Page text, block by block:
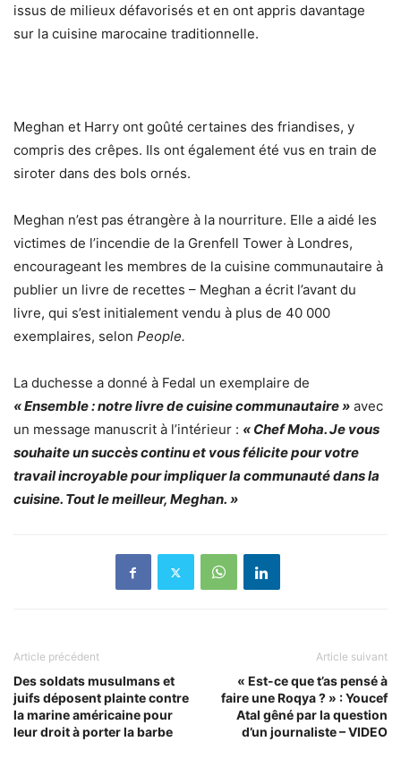
issus de milieux défavorisés et en ont appris davantage
sur la cuisine marocaine traditionnelle.
Meghan et Harry ont goûté certaines des friandises, y
compris des crêpes. Ils ont également été vus en train de
siroter dans des bols ornés.
Meghan n’est pas étrangère à la nourriture. Elle a aidé les
victimes de l’incendie de la Grenfell Tower à Londres,
encourageant les membres de la cuisine communautaire à
publier un livre de recettes – Meghan a écrit l’avant du
livre, qui s’est initialement vendu à plus de 40 000
exemplaires, selon People.
La duchesse a donné à Fedal un exemplaire de
« Ensemble : notre livre de cuisine communautaire » avec
un message manuscrit à l’intérieur : « Chef Moha. Je vous
souhaite un succès continu et vous félicite pour votre
travail incroyable pour impliquer la communauté dans la
cuisine. Tout le meilleur, Meghan. »
Article précédent
Des soldats musulmans et
juifs déposent plainte contre
la marine américaine pour
leur droit à porter la barbe
Article suivant
« Est-ce que t’as pensé à
faire une Roqya ? » : Youcef
Atal gêné par la question
d’un journaliste – VIDEO